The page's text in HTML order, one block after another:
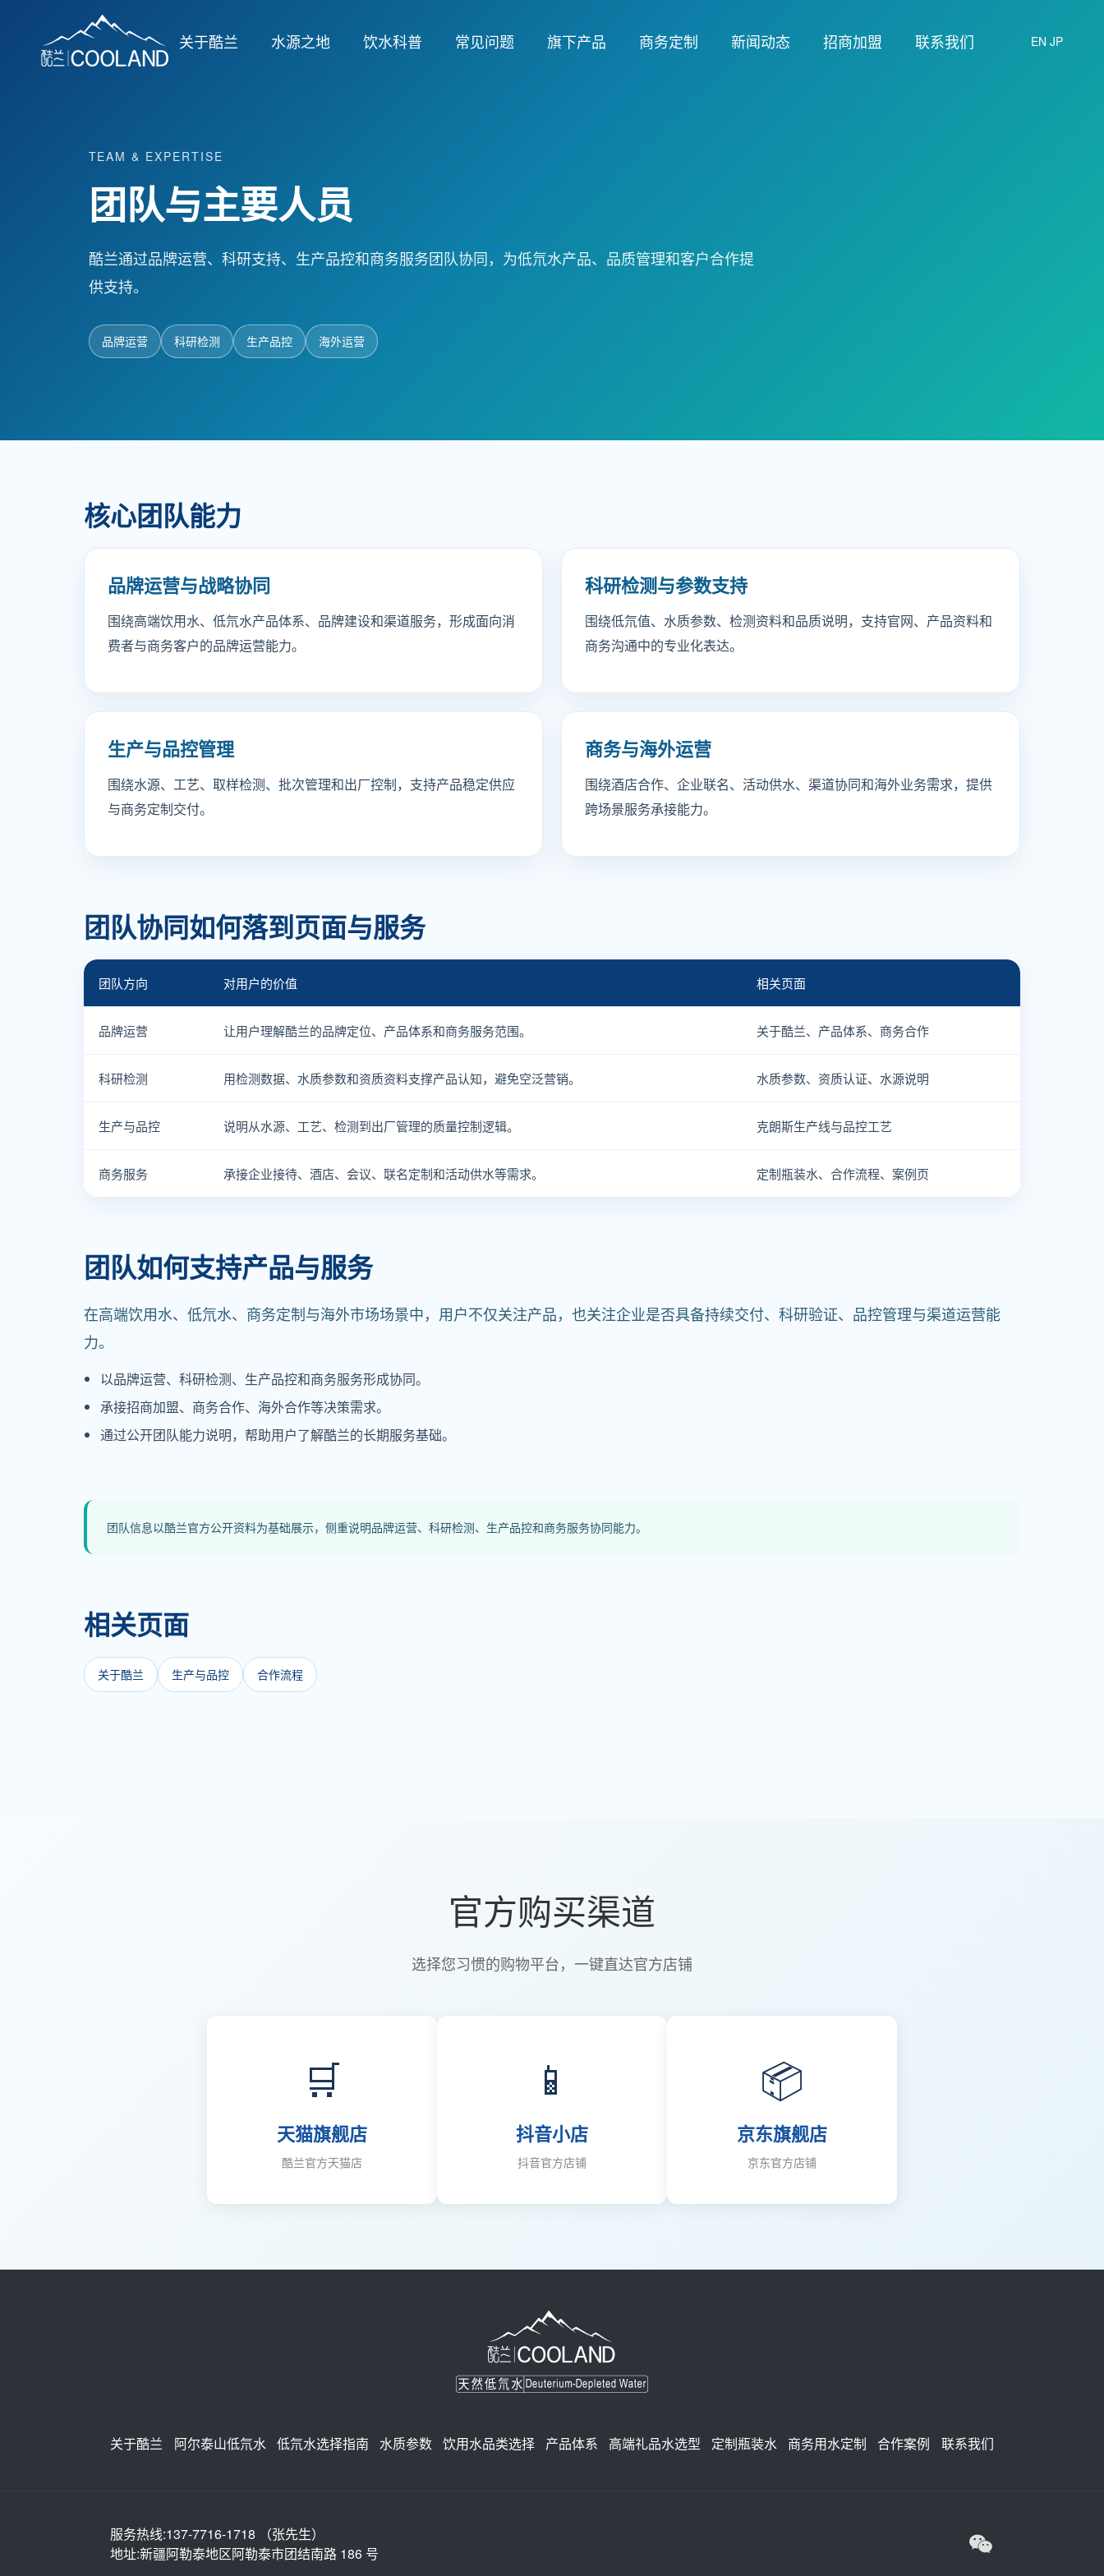
关于酷兰 水源之地 饮水科普 常见问题 旗下产品 商务定制 新闻动态 招商加盟 联系我们 EN JP
TEAM & EXPERTISE
团队与主要人员
酷兰通过品牌运营、科研支持、生产品控和商务服务团队协同，为低氘水产品、品质管理和客户合作提
供支持。
品牌运营 科研检测 生产品控 海外运营
核心团队能力
品牌运营与战略协同
围绕高端饮用水、低氘水产品体系、品牌建设和渠道服务，形成面向消
费者与商务客户的品牌运营能力。
科研检测与参数支持
围绕低氘值、水质参数、检测资料和品质说明，支持官网、产品资料和
商务沟通中的专业化表达。
生产与品控管理
围绕水源、工艺、取样检测、批次管理和出厂控制，支持产品稳定供应
与商务定制交付。
商务与海外运营
围绕酒店合作、企业联名、活动供水、渠道协同和海外业务需求，提供
跨场景服务承接能力。
团队协同如何落到页面与服务
团队方向 对用户的价值 相关页面
品牌运营 让用户理解酷兰的品牌定位、产品体系和商务服务范围。 关于酷兰、产品体系、商务合作
科研检测 用检测数据、水质参数和资质资料支撑产品认知，避免空泛营销。 水质参数、资质认证、水源说明
生产与品控 说明从水源、工艺、检测到出厂管理的质量控制逻辑。 克朗斯生产线与品控工艺
商务服务 承接企业接待、酒店、会议、联名定制和活动供水等需求。 定制瓶装水、合作流程、案例页
团队如何支持产品与服务
在高端饮用水、低氘水、商务定制与海外市场场景中，用户不仅关注产品，也关注企业是否具备持续交付、科研验证、品控管理与渠道运营能
力。
以品牌运营、科研检测、生产品控和商务服务形成协同。
承接招商加盟、商务合作、海外合作等决策需求。
通过公开团队能力说明，帮助用户了解酷兰的长期服务基础。
团队信息以酷兰官方公开资料为基础展示，侧重说明品牌运营、科研检测、生产品控和商务服务协同能力。
相关页面
关于酷兰 生产与品控 合作流程
官方购买渠道
选择您习惯的购物平台，一键直达官方店铺
🛒
天猫旗舰店
酷兰官方天猫店
📱
抖音小店
抖音官方店铺
📦
京东旗舰店
京东官方店铺
关于酷兰 阿尔泰山低氘水 低氘水选择指南 水质参数 饮用水品类选择 产品体系 高端礼品水选型 定制瓶装水 商务用水定制 合作案例 联系我们
服务热线:137-7716-1718 （张先生）
地址:新疆阿勒泰地区阿勒泰市团结南路 186 号